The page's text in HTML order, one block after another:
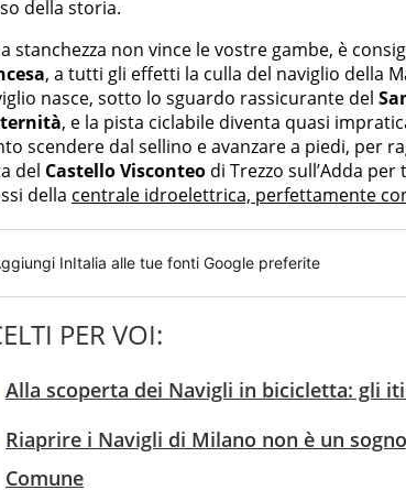
della storia.
stanchezza non vince le vostre gambe, è
, a tutti gli effetti la culla del naviglio della
nasce, sotto lo sguardo rassicurante del
, e la pista ciclabile diventa quasi
scendere dal sellino e avanzare a piedi, per
del Castello Visconteo di Trezzo sull’Adda
della centrale idroelettrica, perfettamente
InItalia alle tue fonti Google preferite
PER VOI:
Alla scoperta dei Navigli in bicicletta: gli
Riaprire i Navigli di Milano non è un
Comune